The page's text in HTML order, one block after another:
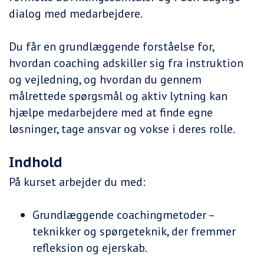
dialog med medarbejdere.
Du får en grundlæggende forståelse for,
hvordan coaching adskiller sig fra instruktion
og vejledning, og hvordan du gennem
målrettede spørgsmål og aktiv lytning kan
hjælpe medarbejdere med at finde egne
løsninger, tage ansvar og vokse i deres rolle.
Indhold
På kurset arbejder du med:
Grundlæggende coachingmetoder –
teknikker og spørgeteknik, der fremmer
refleksion og ejerskab.